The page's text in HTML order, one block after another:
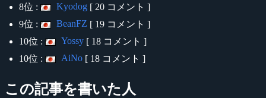
8位 :
Kyodog[ 20 コメント ]
9位 :
BeanFZ [ 19 コメント ]
10位 :
Yossy[ 18 コメント ]
10位 :
AiNo[ 18 コメント ]
この記事を書いた人